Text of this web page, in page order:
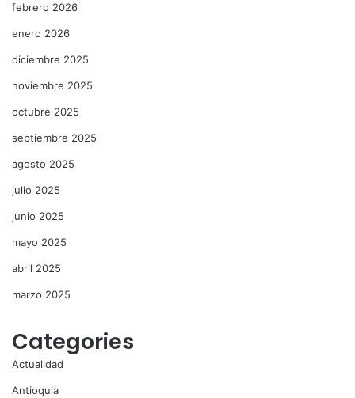
febrero 2026
enero 2026
diciembre 2025
noviembre 2025
octubre 2025
septiembre 2025
agosto 2025
julio 2025
junio 2025
mayo 2025
abril 2025
marzo 2025
Categories
Actualidad
Antioquia